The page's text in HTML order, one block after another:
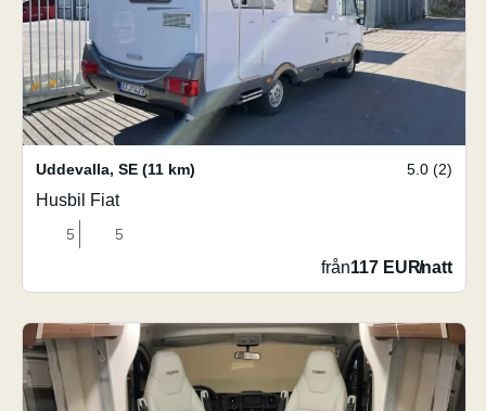
Uddevalla, SE (11 km) 5.0 (2)
Husbil Fiat
5 5
från117 EUR/natt